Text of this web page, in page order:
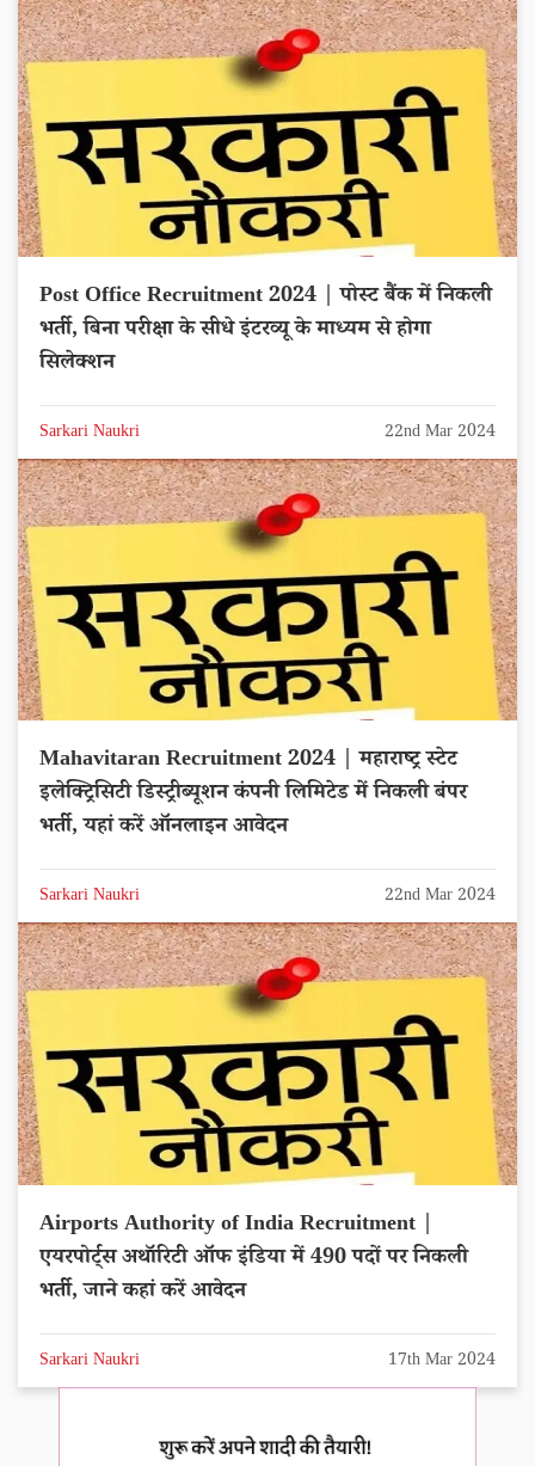
Post Office Recruitment 2024 | पोस्ट बैंक में निकली
भर्ती, बिना परीक्षा के सीधे इंटरव्यू के माध्यम से होगा
सिलेक्शन
Sarkari Naukri 22nd Mar 2024
Mahavitaran Recruitment 2024 | महाराष्ट्र स्टेट
इलेक्ट्रिसिटी डिस्ट्रीब्यूशन कंपनी लिमिटेड में निकली बंपर
भर्ती, यहां करें ऑनलाइन आवेदन
Sarkari Naukri 22nd Mar 2024
Airports Authority of India Recruitment |
एयरपोर्ट्स अथॉरिटी ऑफ इंडिया में 490 पदों पर निकली
भर्ती, जाने कहां करें आवेदन
Sarkari Naukri 17th Mar 2024